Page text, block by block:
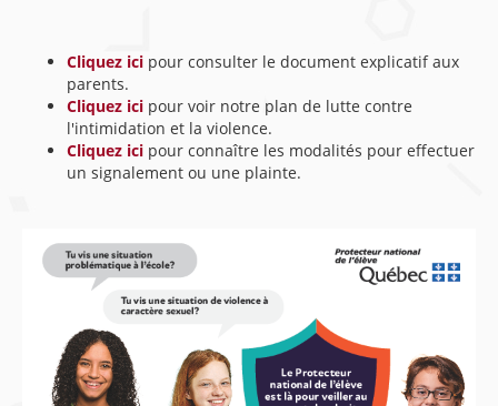
Cliquez ici pour consulter le document explicatif aux
parents.
Cliquez ici pour voir notre plan de lutte contre
l'intimidation et la violence.
Cliquez ici pour connaître les modalités pour effectuer
un signalement ou une plainte.